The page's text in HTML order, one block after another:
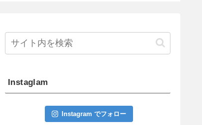
Instaglam
Instagram でフォロー